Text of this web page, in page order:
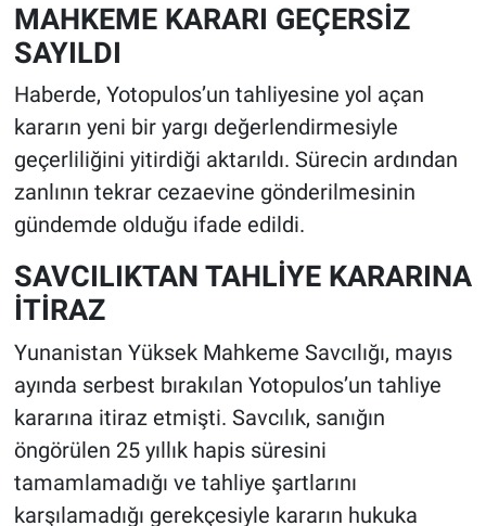
MAHKEME KARARI GEÇERSİZ
SAYILDI
Haberde, Yotopulos’un tahliyesine yol açan
kararın yeni bir yargı değerlendirmesiyle
geçerliliğini yitirdiği aktarıldı. Sürecin ardından
zanlının tekrar cezaevine gönderilmesinin
gündemde olduğu ifade edildi.
SAVCILIKTAN TAHLİYE KARARINA
İTİRAZ
Yunanistan Yüksek Mahkeme Savcılığı, mayıs
ayında serbest bırakılan Yotopulos’un tahliye
kararına itiraz etmişti. Savcılık, sanığın
öngörülen 25 yıllık hapis süresini
tamamlamadığı ve tahliye şartlarını
karşılamadığı gerekçesiyle kararın hukuka